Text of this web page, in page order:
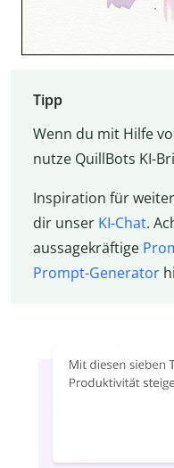
Tipp
Wenn du mit Hilfe
nutze QuillBots KI-
Inspiration für
dir unser KI-Chat.
aussagekräftige
Prompt-Generator